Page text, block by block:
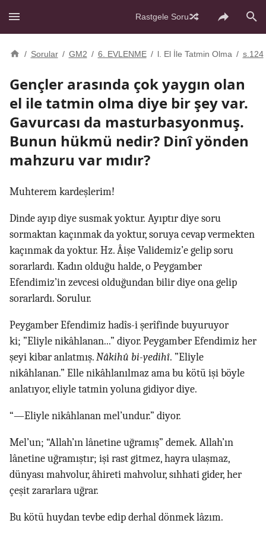
Rastgele Soru
/ Sorular / GM2 / 6. EVLENME / l. El İle Tatmin Olma / s.124
Gençler arasında çok yaygın olan
el ile tatmin olma diye bir şey var.
Gavurcası da masturbasyonmuş.
Bunun hükmü nedir? Dinî yönden
mahzuru var mıdır?
Muhterem kardeşlerim!
Dinde ayıp diye susmak yoktur. Ayıptır diye soru
sormaktan kaçınmak da yoktur, soruya cevap vermekten
kaçınmak da yoktur. Hz. Âişe Validemiz’e gelip soru
sorarlardı. Kadın olduğu halde, o Peygamber
Efendimiz’in zevcesi olduğundan bilir diye ona gelip
sorarlardı. Sorulur.
Peygamber Efendimiz hadîs-i şerîfinde buyuruyor
ki; ”Eliyle nikâhlanan...” diyor. Peygamber Efendimiz her
şeyi kibar anlatmış.Nâkihû bi-yedihî. ”Eliyle
nikâhlanan.” Elle nikâhlanılmaz ama bu kötü işi böyle
anlatıyor, eliyle tatmin yoluna gidiyor diye.
“—Eliyle nikâhlanan mel’undur.” diyor.
Mel’un; “Allah’ın lânetine uğramış” demek. Allah’ın
lânetine uğramıştır; işi rast gitmez, hayra ulaşmaz,
dünyası mahvolur, âhireti mahvolur, sıhhati gider, her
çeşit zararlara uğrar.
Bu kötü huydan tevbe edip derhal dönmek lâzım.